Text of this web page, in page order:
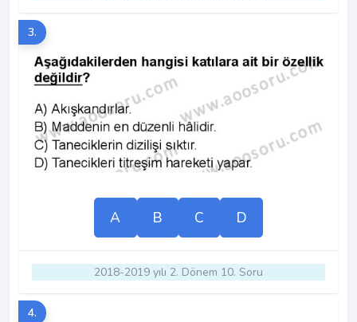
3.
A B C D
2018-2019 yılı 2. Dönem 10. Soru
4.